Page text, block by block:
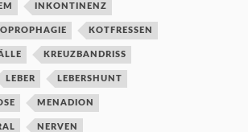
INKONTINENZ
KOTFRESSEN
KREUZBANDRISS
LEBER LEBERSHUNT
MENADION
NERVEN